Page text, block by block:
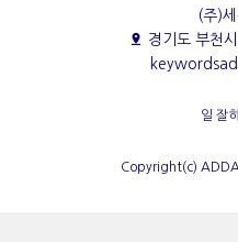
(주)
경기도 부천
일 잘
Copyright(c)